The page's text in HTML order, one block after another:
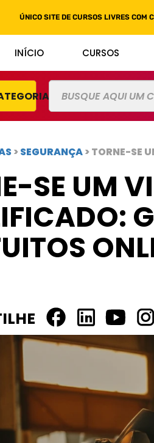
ÚNICO SITE DE CURSOS LIVRES COM
INÍCIO CURSOS
>SEGURANÇA> TORNE-SE
SE UM